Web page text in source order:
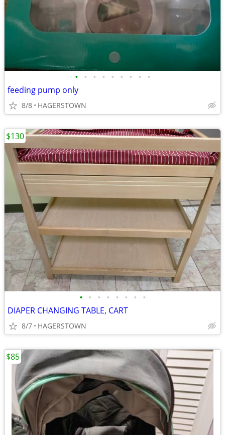
• • • • • • • • •
feeding pump only
8/8 HAGERSTOWN
• • • • • • • •
DIAPER CHANGING TABLE, CART
8/7 HAGERSTOWN
$130
$85